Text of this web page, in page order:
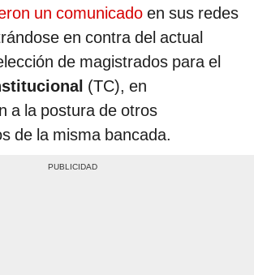
un comunicado en sus redes
en contra del actual
de magistrados para el
(TC), en
a la postura de otros
de la misma bancada.